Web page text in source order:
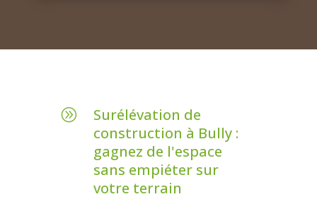
A
Surélévation de
construction à Bully :
gagnez de l'espace
sans empiéter sur
votre terrain